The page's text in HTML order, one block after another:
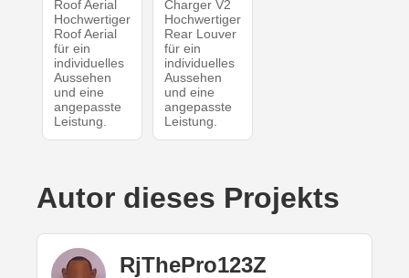
Roof Aerial
Hochwertiger
Roof Aerial
für ein
individuelles
Aussehen
und eine
angepasste
Leistung.
Charger V2
Hochwertiger
Rear Louver
für ein
individuelles
Aussehen
und eine
angepasste
Leistung.
Autor dieses Projekts
RjThePro123Z